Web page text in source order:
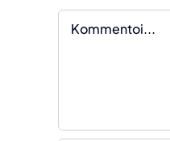
Kommentti